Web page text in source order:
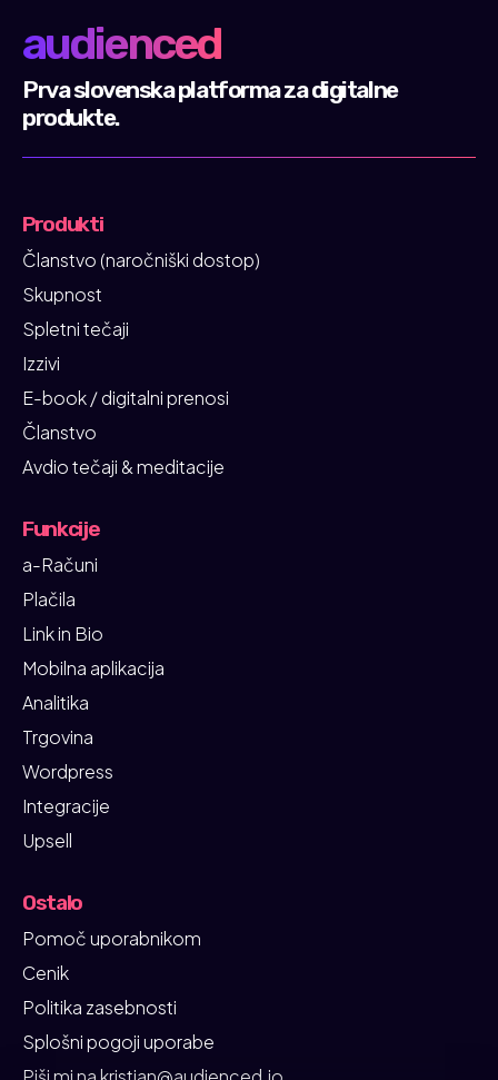
audienced
Prva slovenska platforma za digitalne
produkte.
Produkti
Članstvo (naročniški dostop)
Skupnost
Spletni tečaji
Izzivi
E-book / digitalni prenosi
Članstvo
Avdio tečaji & meditacije
Funkcije
a-Računi
Plačila
Link in Bio
Mobilna aplikacija
Analitika
Trgovina
Wordpress
Integracije
Upsell
Ostalo
Pomoč uporabnikom
Cenik
Politika zasebnosti
Splošni pogoji uporabe